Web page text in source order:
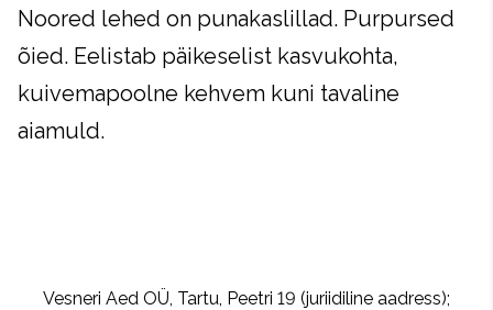
Noored lehed on punakaslillad. Purpursed
õied. Eelistab päikeselist kasvukohta,
kuivemapoolne kehvem kuni tavaline
aiamuld.
Vesneri Aed OÜ, Tartu, Peetri 19 (juriidiline aadress);